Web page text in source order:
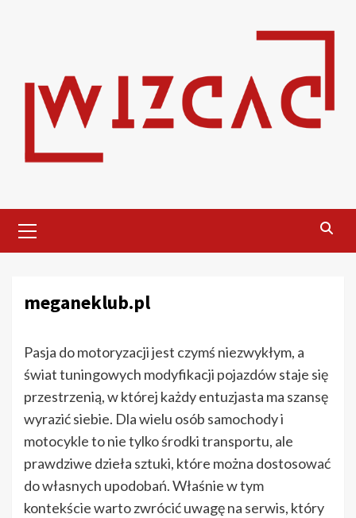
Menu
meganeklub.pl
Pasja do motoryzacji jest czymś niezwykłym, a
świat tuningowych modyfikacji pojazdów staje się
przestrzenią, w której każdy entuzjasta ma szansę
wyrazić siebie. Dla wielu osób samochody i
motocykle to nie tylko środki transportu, ale
prawdziwe dzieła sztuki, które można dostosować
do własnych upodobań. Właśnie w tym
kontekście warto zwrócić uwagę na serwis, który